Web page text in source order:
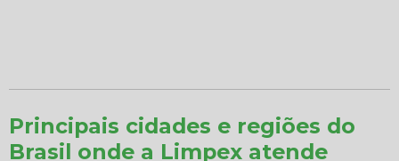
Principais cidades e regiões do
Brasil onde a Limpex atende